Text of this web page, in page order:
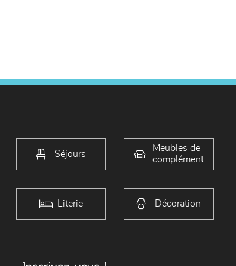
Séjours
Meubles de
complément
Literie Décoration